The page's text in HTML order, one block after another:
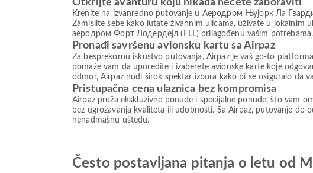
Otkrijte avanturu koju nikada nećete zaboraviti
Krenite na izvanredno putovanje u Аеродром Њујорк Ла
Zamislite sebe kako lutate živahnim ulicama, uživate u
аеродром Форт Лодердејл (FLL) prilagođenu vašim
Pronađi savršenu avionsku kartu sa Airpaz
Za besprekornu iskustvo putovanja, Airpaz je vaš go-to
pomaže vam da uporedite i izaberete avionske karte koje
odmor, Airpaz nudi širok spektar izbora kako bi se osiguralo da
Pristupačna cena ulaznica bez kompromisa
Airpaz pruža ekskluzivne ponude i specijalne ponude, što vam
bez ugrožavanja kvaliteta ili udobnosti. Sa Airpaz, putovanje do
nenadmašnu uštedu.
Često postavljana pitanja o letu od